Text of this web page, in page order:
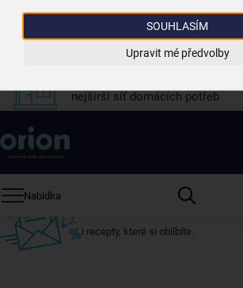
SOUHLASÍM
Upravit mé předvolby
Vždy si u nás vyberete
4 000 kvalitních produktů
nejširší síť domácích potřeb
Nabídka
Získejte rady, recepty a tipy na
ostatní
Přihlaste se k odběru našeho newsletteru.
i recepty, které si oblíbíte.